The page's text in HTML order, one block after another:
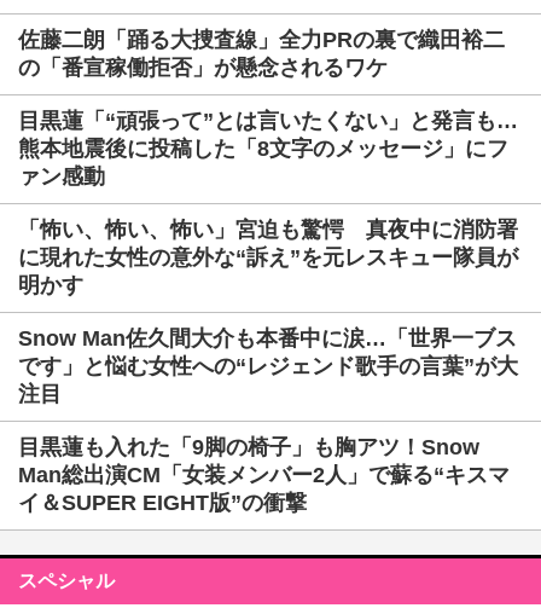
佐藤二朗「踊る大捜査線」全力PRの裏で織田裕二
の「番宣稼働拒否」が懸念されるワケ
目黒蓮「“頑張って”とは言いたくない」と発言も…
熊本地震後に投稿した「8文字のメッセージ」にフ
ァン感動
「怖い、怖い、怖い」宮迫も驚愕 真夜中に消防署
に現れた女性の意外な“訴え”を元レスキュー隊員が
明かす
Snow Man佐久間大介も本番中に涙…「世界一ブス
です」と悩む女性への“レジェンド歌手の言葉”が大
注目
目黒蓮も入れた「9脚の椅子」も胸アツ！Snow
Man総出演CM「女装メンバー2人」で蘇る“キスマ
イ＆SUPER EIGHT版”の衝撃
スペシャル